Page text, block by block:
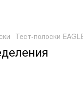
Тест-полоски